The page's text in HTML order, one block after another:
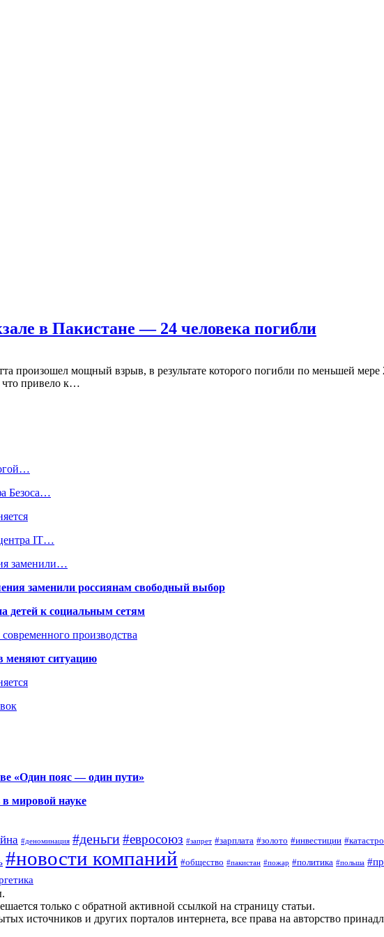
в Пакистане — 24 человека погибли
произошел мощный взрыв, в результате которого погибли по меньшей
что привело к…
Безоса…
IT…
заменили…
заменили россиянам свободный выбор
детей к социальным сетям
производства
меняют ситуацию
«Один пояс — один пути»
мировой науке
#деноминация #деньги#евросоюз #запрет #зарплата #золото #инвестиции
#новости компаний #общество #пакистан #пожар #политика #польша
только с обратной активной ссылкой на страницу статьи.
источников и других порталов интернета, все права на авторство